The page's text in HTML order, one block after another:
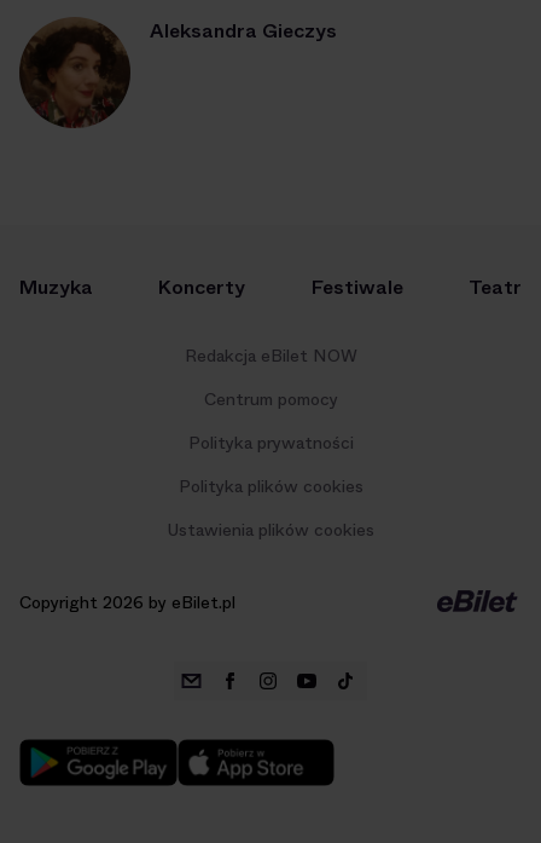
Aleksandra Gieczys
Muzyka Koncerty Festiwale Teatr
Redakcja eBilet NOW
Centrum pomocy
Polityka prywatności
Polityka plików cookies
Ustawienia plików cookies
Copyright 2026 by eBilet.pl